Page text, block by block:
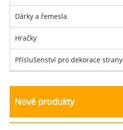
Dárky a řemesla
Hračky
Příslušenství pro dekorace strany
Nové produkty